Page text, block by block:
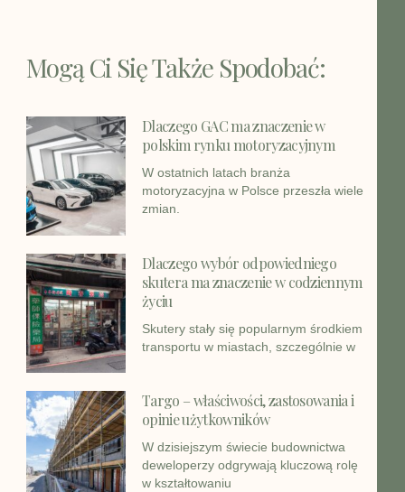
Mogą Ci Się Także Spodobać:
Dlaczego GAC ma znaczenie w
polskim rynku motoryzacyjnym
W ostatnich latach branża
motoryzacyjna w Polsce przeszła wiele
zmian.
Dlaczego wybór odpowiedniego
skutera ma znaczenie w codziennym
życiu
Skutery stały się popularnym środkiem
transportu w miastach, szczególnie w
Targo – właściwości, zastosowania i
opinie użytkowników
W dzisiejszym świecie budownictwa
deweloperzy odgrywają kluczową rolę
w kształtowaniu